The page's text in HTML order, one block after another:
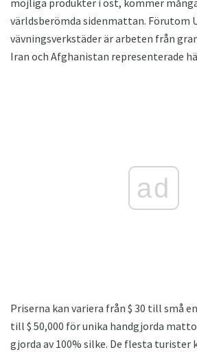
möjliga produkter i öst, kommer
världsberömda sidenmattan. Förutom
vävningsverkstäder är arbeten från
Iran och Afghanistan representerade
ad
Priserna kan variera från $ 30 till små
till $ 50,000 för unika handgjorda
gjorda av 100% silke. De flesta turister